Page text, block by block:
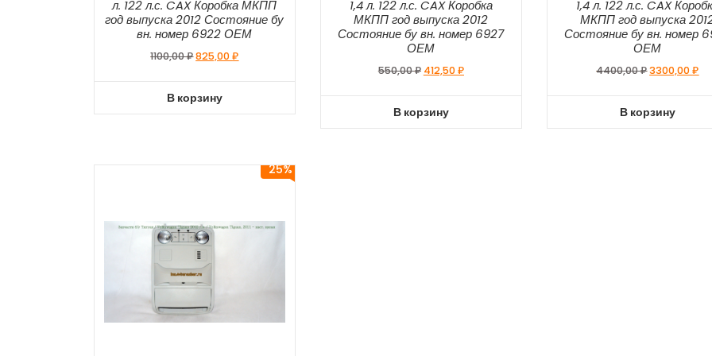
л. 122 л.с. CAX Коробка МКПП
год выпуска 2012 Состояние бу
вн. номер 6922 ОЕМ
1100,00₽825,00₽
В корзину
1,4 л. 122 л.с. CAX Коробка
МКПП год выпуска 2012
Состояние бу вн. номер 6927
ОЕМ
550,00₽ 412,50₽
В корзину
1,4 л. 122 л.с. CAX
МКПП год выпуска
Состояние бу вн. номер
ОЕМ
4400,00₽3300,00₽
В корзину
25%